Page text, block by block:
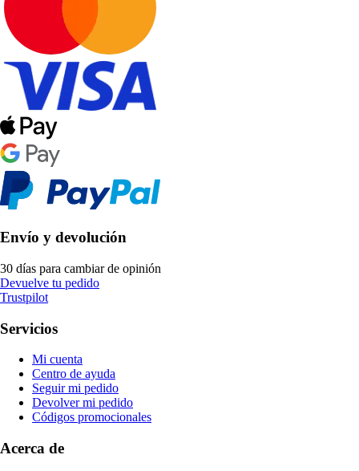
Envío y devolución
30 días para cambiar de opinión
Devuelve tu pedido
Trustpilot
Servicios
Mi cuenta
Centro de ayuda
Seguir mi pedido
Devolver mi pedido
Códigos promocionales
Acerca de